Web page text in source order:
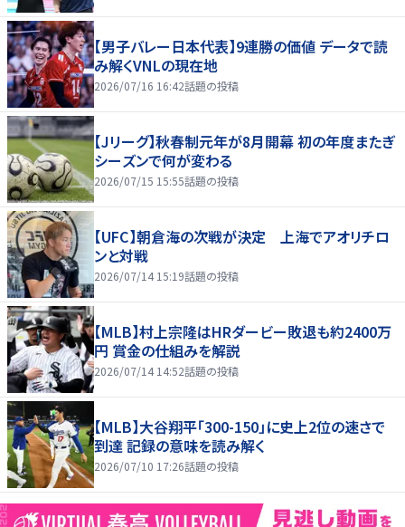
【男子バレー日本代表】9連勝の価値 データで読
み解くVNLの現在地
2026/07/16 16:42話題の投稿
【Jリーグ】秋春制元年が8月開幕 初の年度またぎ
シーズンで何が変わる
2026/07/15 15:55話題の投稿
【UFC】朝倉海の次戦が決定 上海でアオリチロ
ンと対戦
2026/07/14 15:19話題の投稿
【MLB】村上宗隆はHRダービー敗退も約2400万
円 賞金の仕組みを解説
2026/07/14 14:52話題の投稿
【MLB】大谷翔平「300-150」に史上2位の速さで
到達 記録の意味を読み解く
2026/07/10 17:26話題の投稿